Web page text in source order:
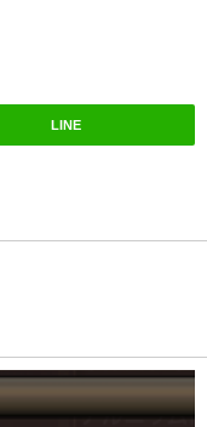
LINE